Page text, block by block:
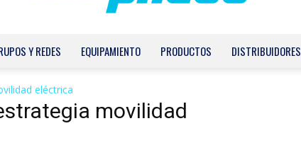
Y REDES EQUIPAMIENTO PRODUCTOS DISTRIBUIDORES
eléctrica
movilidad